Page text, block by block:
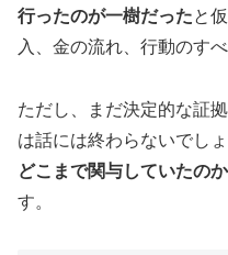
行ったのが一樹だったと
入、金の流れ、行動のす
ただし、まだ決定的な証
は話には終わらないでしょ
どこまで関与していたのか
す。